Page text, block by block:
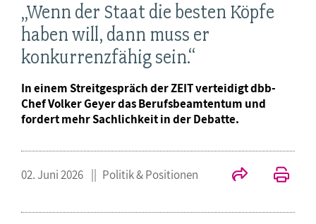
„Wenn der Staat die besten Köpfe
haben will, dann muss er
konkurrenzfähig sein.“
In einem Streitgespräch der ZEIT verteidigt dbb-
Chef Volker Geyer das Berufsbeamtentum und
fordert mehr Sachlichkeit in der Debatte.
02. Juni 2026 Politik & Positionen